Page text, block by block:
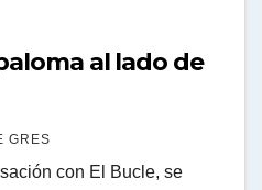
al lado de
GRES
con El Bucle, se